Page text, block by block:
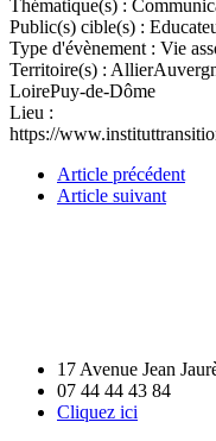
Thématique(s) :
Public(s) cible(s) :
Type d'évènement : Vie
Territoire(s) : Allier
LoirePuy-de-Dôme
Lieu :
https://
Article précédent
Article suivant
17 Avenue Jean
07 44 44 43 84
Cliquez ici